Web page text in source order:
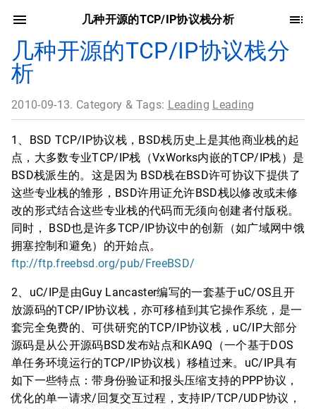
几种开源的TCP/IP协议栈分析
几种开源的TCP/IP协议栈分
析
2010-09-13. Category & Tags: Leading Leading
1、BSD TCP/IP协议栈，BSD栈历史上是其他商业栈的起
点，大多数专业TCP/IP栈（VxWorks内嵌的TCP/IP栈）是
BSD栈派生的。这是因为 BSD栈在BSD许可协议下提供了
这些专业栈的雏形，BSD许用证允许BSD栈以修改或未修
改的形式结合这些专业栈的代码而无须向创建者付版税。
同时， BSD也是许多TCP/IP协议中的创新（如广域网中饿
拥塞控制和避免）的开始点。
ftp://ftp.freebsd.org/pub/FreeBSD/
2、uC/IP是由Guy Lancaster编写的一套基于uC/OS且开
放源码的TCP/IP协议栈，亦可移植到其它操作系统，是一
套完全免费的、可供研究的TCP/IP协议栈，uC/IP大部分
源码是从公开源码BSD发布站点和KA9Q（一个基于DOS
单任务环境运行的TCP/IP协议栈）移植过来。uC/IP具有
如下一些特点：带身份验证和报头压缩支持的PPP协议，
优化的单一请求/回复交互过程，支持IP/TCP/UDP协议，